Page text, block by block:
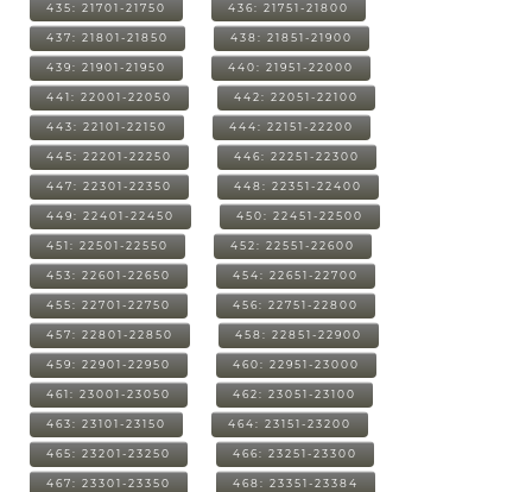
435: 21701-21750 436: 21751-21800
437: 21801-21850 438: 21851-21900
439: 21901-21950 440: 21951-22000
441: 22001-22050 442: 22051-22100
443: 22101-22150 444: 22151-22200
445: 22201-22250 446: 22251-22300
447: 22301-22350 448: 22351-22400
449: 22401-22450 450: 22451-22500
451: 22501-22550 452: 22551-22600
453: 22601-22650 454: 22651-22700
455: 22701-22750 456: 22751-22800
457: 22801-22850 458: 22851-22900
459: 22901-22950 460: 22951-23000
461: 23001-23050 462: 23051-23100
463: 23101-23150 464: 23151-23200
465: 23201-23250 466: 23251-23300
467: 23301-23350 468: 23351-23384